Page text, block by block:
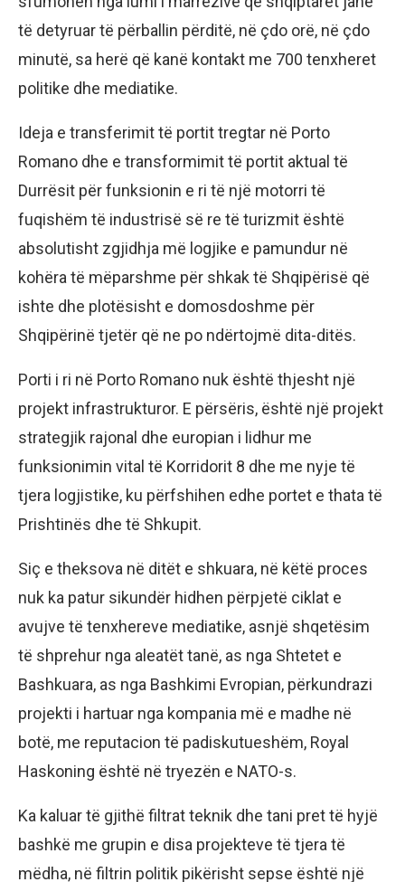
të detyruar të përballin përditë, në çdo orë, në çdo
minutë, sa herë që kanë kontakt me 700 tenxheret
politike dhe mediatike.
Ideja e transferimit të portit tregtar në Porto
Romano dhe e transformimit të portit aktual të
Durrësit për funksionin e ri të një motorri të
fuqishëm të industrisë së re të turizmit është
absolutisht zgjidhja më logjike e pamundur në
kohëra të mëparshme për shkak të Shqipërisë që
ishte dhe plotësisht e domosdoshme për
Shqipërinë tjetër që ne po ndërtojmë dita-ditës.
Porti i ri në Porto Romano nuk është thjesht një
projekt infrastrukturor. E përsëris, është një projekt
strategjik rajonal dhe europian i lidhur me
funksionimin vital të Korridorit 8 dhe me nyje të
tjera logjistike, ku përfshihen edhe portet e thata të
Prishtinës dhe të Shkupit.
Siç e theksova në ditët e shkuara, në këtë proces
nuk ka patur sikundër hidhen përpjetë ciklat e
avujve të tenxhereve mediatike, asnjë shqetësim
të shprehur nga aleatët tanë, as nga Shtetet e
Bashkuara, as nga Bashkimi Evropian, përkundrazi
projekti i hartuar nga kompania më e madhe në
botë, me reputacion të padiskutueshëm, Royal
Haskoning është në tryezën e NATO-s.
Ka kaluar të gjithë filtrat teknik dhe tani pret të hyjë
bashkë me grupin e disa projekteve të tjera të
mëdha, në filtrin politik pikërisht sepse është një